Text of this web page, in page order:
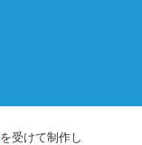
を受けて制作し